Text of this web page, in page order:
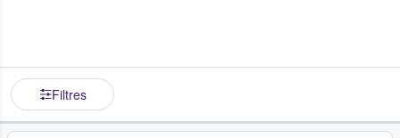
Filtres